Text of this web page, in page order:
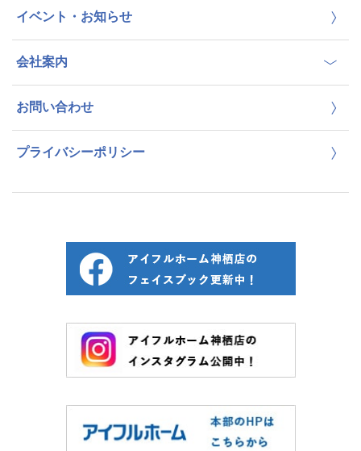
イベント・お知らせ
会社案内
お問い合わせ
プライバシーポリシー